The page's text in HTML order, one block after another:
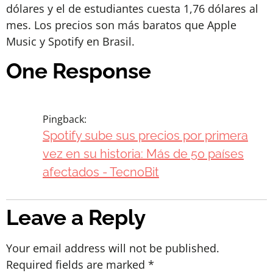
dólares y el de estudiantes cuesta 1,76 dólares al
mes. Los precios son más baratos que Apple
Music y Spotify en Brasil.
One Response
Pingback:
Spotify sube sus precios por primera
vez en su historia: Más de 50 países
afectados - TecnoBit
Leave a Reply
Your email address will not be published.
Required fields are marked *